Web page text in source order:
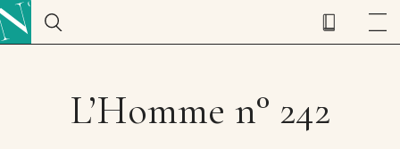
L’Homme n° 242